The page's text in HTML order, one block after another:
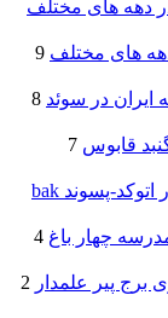
دهه های مختلف
های مختلف 9
ایران در سوئد 8
قابوس 7
فعال یا غیر فعال کردن ذخیره اتوماتیک در اتوکد-پسوند bak
چهار باغ 4
برج پیر علمدار 2